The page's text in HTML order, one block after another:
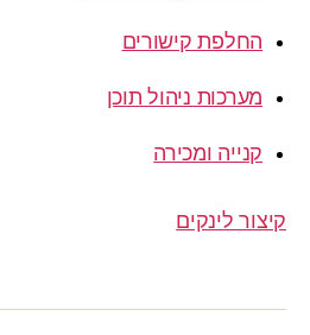
החלפת קישורים
מערכות ניהול תוכן
קנייה ומכירה
קיצור לינקים